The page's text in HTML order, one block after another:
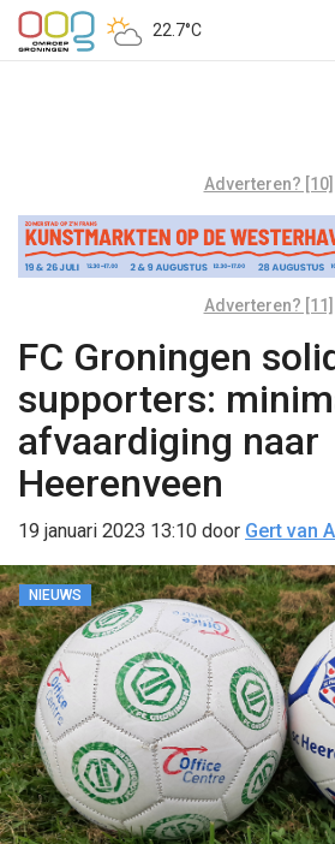
22.7°C
Adverteren? [10]
Adverteren? [11]
FC Groningen
supporters:
afvaardiging naar
Heerenveen
19 januari 2023 13:10 door Gert van
NIEUWS